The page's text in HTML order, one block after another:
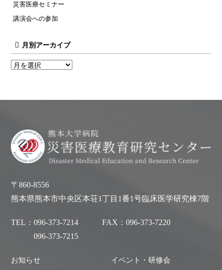
災害医療セミナー
講演会への参加
月別アーカイブ
〒860-8556
熊本県熊本市中央区本荘1丁目1番1号臨床医学研究棟7階
TEL：096-373-7214
096-373-7215
FAX：096-373-7220
お知らせ イベント・研修会